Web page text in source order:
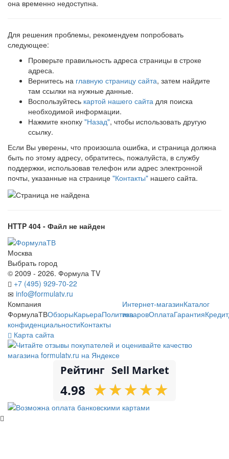
она временно недоступна.
Для решения проблемы, рекомендуем попробовать
следующее:
Проверьте правильность адреса страницы в строке
адреса.
Вернитесь на главную страницу сайта, затем найдите
там ссылки на нужные данные.
Воспользуйтесь картой нашего сайта для поиска
необходимой информации.
Нажмите кнопку "Назад", чтобы использовать другую
ссылку.
Если Вы уверены, что произошла ошибка, и страница должна
быть по этому адресу, обратитесь, пожалуйста, в службу
поддержки, использовав телефон или адрес электронной
почты, указанные на странице "Контакты" нашего сайта.
HTTP 404 - Файл не найден
Москва
Выбрать город
© 2009 - 2026. Формула TV
+7 (495) 929-70-22
info@formulatv.ru
Компания
ФормулаТВОбзорыКарьераПолитика
конфиденциальностиКонтакты
Интернет-магазинКаталог
товаровОплатаГарантияКредит
Карта сайта
Рейтинг Sell Market
4.98 ★
★★
★★
★★
★★
★